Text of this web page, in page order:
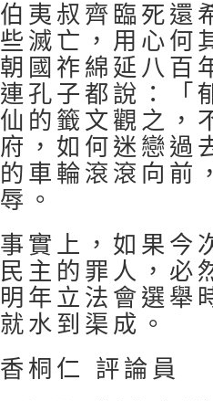
伯夷叔齊臨死還
些滅亡，用心何
朝國祚綿延八百
連孔子都說：「
仙的籤文觀之，
府，如何迷戀過
的車輪滾滾向前
辱。
事實上，如果今
民主的罪人，必
明年立法會選舉
就水到渠成。
香桐仁 評論員